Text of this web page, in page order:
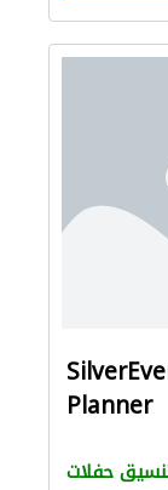
Planner
حفلات